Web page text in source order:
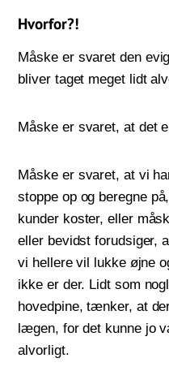
Hvorfor?!
Måske er svaret den
bliver taget meget lidt
Måske er svaret, at det
Måske er svaret, at vi
stoppe op og beregne
kunder koster, eller
eller bevidst forudsiger,
vi hellere vil lukke øjne
ikke er der. Lidt som
hovedpine, tænker, at
lægen, for det kunne jo
alvorligt.